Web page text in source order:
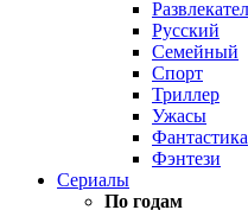
Русский
Семейный
Спорт
Триллер
Ужасы
Фантастика
Фэнтези
Сериалы
По годам